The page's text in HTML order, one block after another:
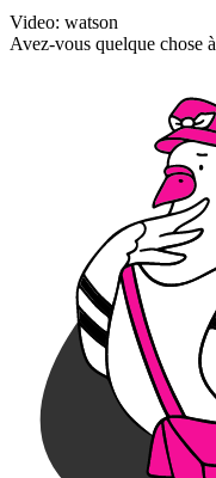
Video: watson
Avez-vous quelque chose